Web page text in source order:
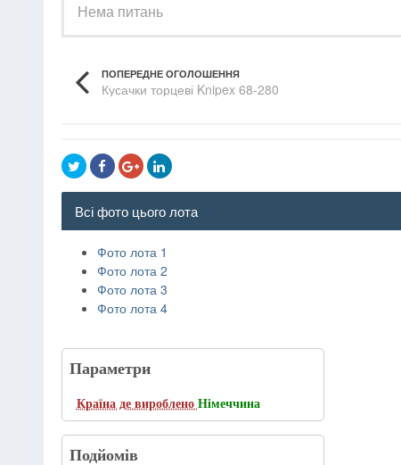
Нема питань
ПОПЕРЕДНЕ ОГОЛОШЕННЯ
Кусачки торцеві Knipex 68-280
Всі фото цього лота
Фото лота 1
Фото лота 2
Фото лота 3
Фото лота 4
Параметри
Країна де вироблено Німеччина
Подйомів